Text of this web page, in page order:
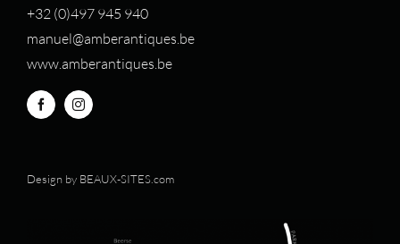
+32 (0)497 945 940
manuel@amberantiques.be
www.amberantiques.be
Design by BEAUX-SITES.com